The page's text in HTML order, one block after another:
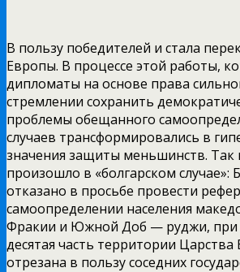
В пользу победителей и стала
Европы. В процессе этой работы,
дипломаты на основе права
стремлении сохранить
проблемы обещанного
случаев трансформировались в
значения защиты меньшинств. Так
произошло в «болгарском случае»:
отказано в просьбе провести
самоопределении населения
Фракии и Южной Доб — руджи, при
десятая часть территории Царства
отрезана в пользу соседних